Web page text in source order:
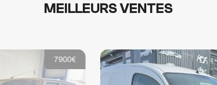
MEILLEURS VENTES
19900€